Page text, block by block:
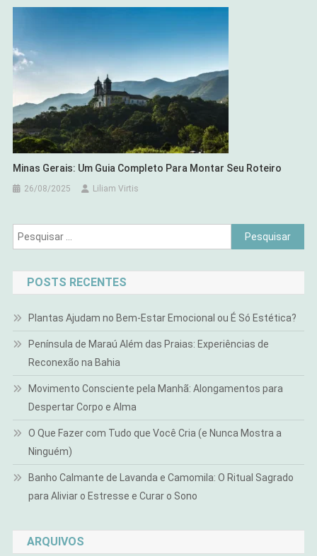
Minas Gerais: Um Guia Completo Para Montar Seu Roteiro
26/08/2025 Liliam Virtis
Pesquisar
por:
POSTS RECENTES
Plantas Ajudam no Bem-Estar Emocional ou É Só Estética?
Península de Maraú Além das Praias: Experiências de
Reconexão na Bahia
Movimento Consciente pela Manhã: Alongamentos para
Despertar Corpo e Alma
O Que Fazer com Tudo que Você Cria (e Nunca Mostra a
Ninguém)
Banho Calmante de Lavanda e Camomila: O Ritual Sagrado
para Aliviar o Estresse e Curar o Sono
ARQUIVOS